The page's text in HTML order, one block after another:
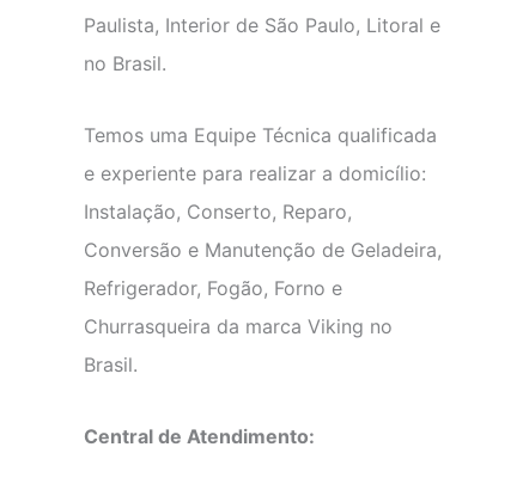
Paulista, Interior de São Paulo, Litoral e
no Brasil.
Temos uma Equipe Técnica qualificada
e experiente para realizar a domicílio:
Instalação, Conserto, Reparo,
Conversão e Manutenção de Geladeira,
Refrigerador, Fogão, Forno e
Churrasqueira da marca Viking no
Brasil.
Central de Atendimento: